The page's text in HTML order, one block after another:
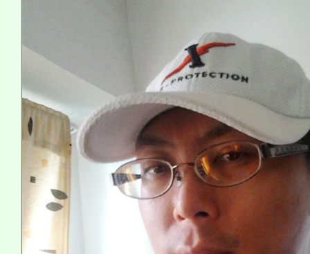
程，歡迎學生輔導中心
心理、諮商輔導、社會
系所師生報名參加。